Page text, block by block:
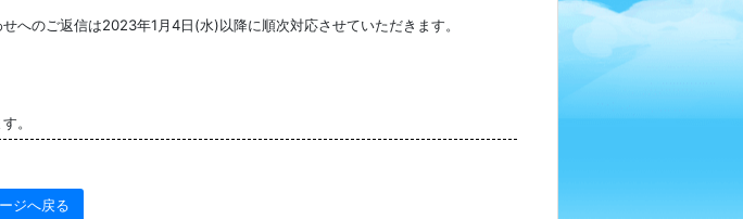
へのご返信は2023年1月4日(水)以降に順次対応させていただきます。
。
ジへ戻る